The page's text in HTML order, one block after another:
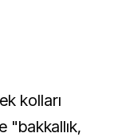
kolları
"bakkallık,